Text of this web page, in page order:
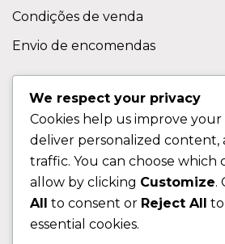
Condições de venda
Envio de encomendas
Contactos
Sobre nos
FAQ (Perguntas Frequentes)
CLIENTE
We respect your privacy
Cookies help us improve
deliver personalized content,
traffic. You can choose which
allow by clicking Customize.
All to consent or Reject All
essential cookies.